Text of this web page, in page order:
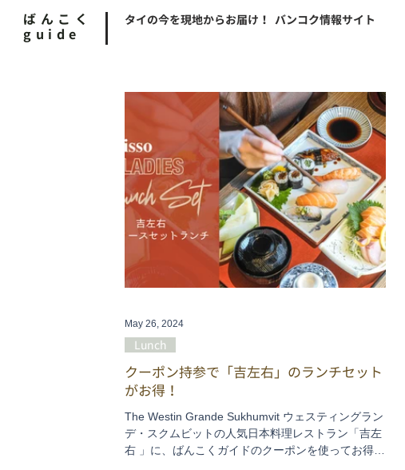
ばんこく
guide
タイの今を現地からお届け！ バンコク情報サイト
クーポン持参で「吉左右」のランチセット
がお得！
The Westin Grande Sukhumvit ウェスティングラン
デ・スクムビットの人気日本料理レストラン「吉左
右 」に、ばんこくガイドのクーポンを使ってお得な
Lunch
May 26, 2024